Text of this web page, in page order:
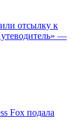
отсылку к
—
Fox подала